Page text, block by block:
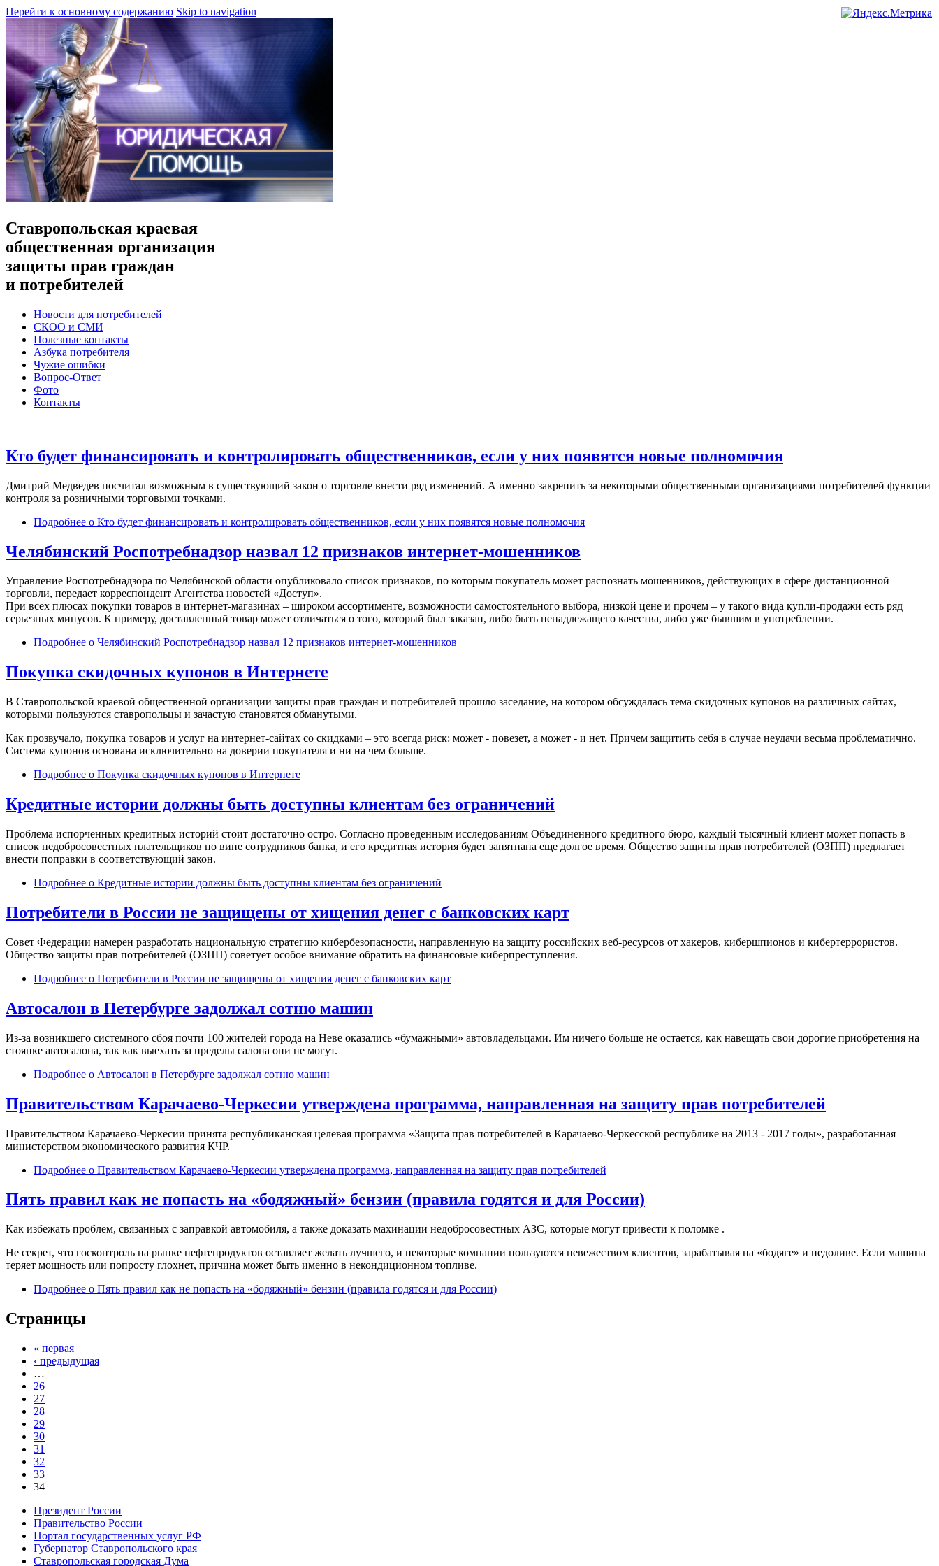
Перейти к основному содержанию Skip to navigation
Ставропольская краевая
общественная организация
защиты прав граждан
и потребителей
Новости для потребителей
СКОО и СМИ
Полезные контакты
Азбука потребителя
Чужие ошибки
Вопрос-Ответ
Фото
Контакты
Кто будет финансировать и контролировать общественников, если у них появятся новые полномочия
Дмитрий Медведев посчитал возможным в существующий закон о торговле внести ряд изменений. А именно закрепить за некоторыми общественными организациями потребителей функции
контроля за розничными торговыми точками.
Подробнее о Кто будет финансировать и контролировать общественников, если у них появятся новые полномочия
Челябинский Роспотребнадзор назвал 12 признаков интернет-мошенников
Управление Роспотребнадзора по Челябинской области опубликовало список признаков, по которым покупатель может распознать мошенников, действующих в сфере дистанционной
торговли, передает корреспондент Агентства новостей «Доступ».
При всех плюсах покупки товаров в интернет-магазинах – широком ассортименте, возможности самостоятельного выбора, низкой цене и прочем – у такого вида купли-продажи есть ряд
серьезных минусов. К примеру, доставленный товар может отличаться о того, который был заказан, либо быть ненадлежащего качества, либо уже бывшим в употреблении.
Подробнее о Челябинский Роспотребнадзор назвал 12 признаков интернет-мошенников
Покупка скидочных купонов в Интернете
В Ставропольской краевой общественной организации защиты прав граждан и потребителей прошло заседание, на котором обсуждалась тема скидочных купонов на различных сайтах,
которыми пользуются ставропольцы и зачастую становятся обманутыми.
Как прозвучало, покупка товаров и услуг на интернет-сайтах со скидками – это всегда риск: может - повезет, а может - и нет. Причем защитить себя в случае неудачи весьма проблематично.
Система купонов основана исключительно на доверии покупателя и ни на чем больше.
Подробнее о Покупка скидочных купонов в Интернете
Кредитные истории должны быть доступны клиентам без ограничений
Проблема испорченных кредитных историй стоит достаточно остро. Согласно проведенным исследованиям Объединенного кредитного бюро, каждый тысячный клиент может попасть в
список недобросовестных плательщиков по вине сотрудников банка, и его кредитная история будет запятнана еще долгое время. Общество защиты прав потребителей (ОЗПП) предлагает
внести поправки в соответствующий закон.
Подробнее о Кредитные истории должны быть доступны клиентам без ограничений
Потребители в России не защищены от хищения денег с банковских карт
Совет Федерации намерен разработать национальную стратегию кибербезопасности, направленную на защиту российских веб-ресурсов от хакеров, кибершпионов и кибертеррористов.
Общество защиты прав потребителей (ОЗПП) советует особое внимание обратить на финансовые киберпреступления.
Подробнее о Потребители в России не защищены от хищения денег с банковских карт
Автосалон в Петербурге задолжал сотню машин
Из-за возникшего системного сбоя почти 100 жителей города на Неве оказались «бумажными» автовладельцами. Им ничего больше не остается, как навещать свои дорогие приобретения на
стоянке автосалона, так как выехать за пределы салона они не могут.
Подробнее о Автосалон в Петербурге задолжал сотню машин
Правительством Карачаево-Черкесии утверждена программа, направленная на защиту прав потребителей
Правительством Карачаево-Черкесии принята республиканская целевая программа «Защита прав потребителей в Карачаево-Черкесской республике на 2013 - 2017 годы», разработанная
министерством экономического развития КЧР.
Подробнее о Правительством Карачаево-Черкесии утверждена программа, направленная на защиту прав потребителей
Пять правил как не попасть на «бодяжный» бензин (правила годятся и для России)
Как избежать проблем, связанных с заправкой автомобиля, а также доказать махинации недобросовестных АЗС, которые могут привести к поломке .
Не секрет, что госконтроль на рынке нефтепродуктов оставляет желать лучшего, и некоторые компании пользуются невежеством клиентов, зарабатывая на «бодяге» и недоливе. Если машина
теряет мощность или попросту глохнет, причина может быть именно в некондиционном топливе.
Подробнее о Пять правил как не попасть на «бодяжный» бензин (правила годятся и для России)
Страницы
« первая
‹ предыдущая
…
26
27
28
29
30
31
32
33
34
Президент России
Правительство России
Портал государственных услуг РФ
Губернатор Ставропольского края
Ставропольская городская Дума